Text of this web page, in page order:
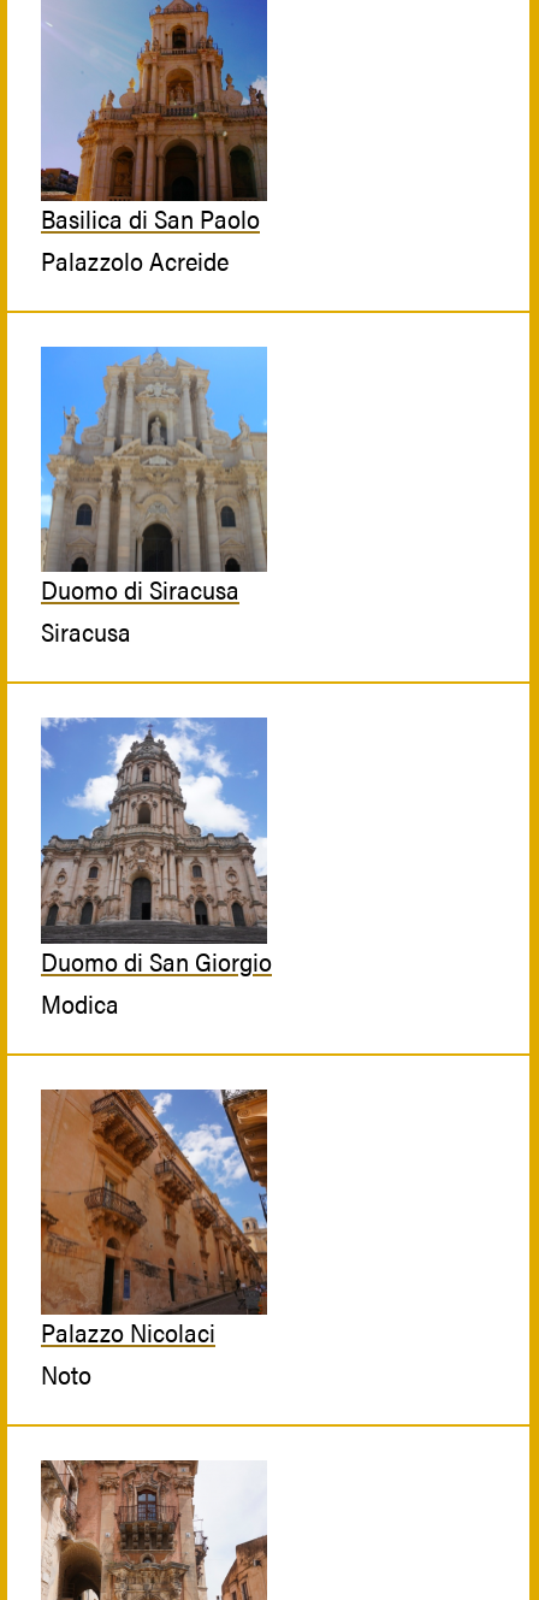
Basilica di San Paolo
Palazzolo Acreide
Duomo di Siracusa
Siracusa
Duomo di San Giorgio
Modica
Palazzo Nicolaci
Noto